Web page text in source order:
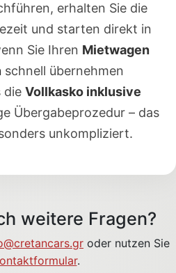
erhalten Sie die
und starten direkt in
Sie Ihren Mietwagen
schnell übernehmen
die Vollkasko inklusive
Übergabeprozedur – das
unkompliziert.
weitere Fragen?
oder nutzen Sie
.